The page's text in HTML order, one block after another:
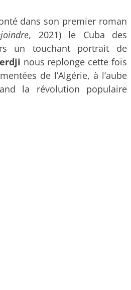
dans son premier roman
, 2021) le Cuba des
un touchant portrait de
nous replonge cette fois
de l’Algérie, à l’aube
la révolution populaire